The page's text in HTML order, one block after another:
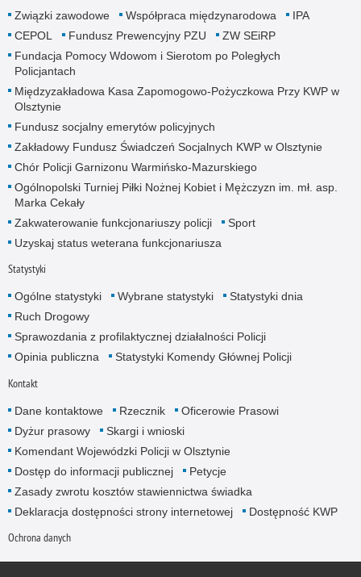
Związki zawodowe Współpraca międzynarodowa
IPA
CEPOL
Fundusz Prewencyjny PZU
ZW SEiRP
Fundacja Pomocy Wdowom i Sierotom po Poległych
Policjantach
Międzyzakładowa Kasa Zapomogowo-Pożyczkowa Przy KWP w
Olsztynie
Fundusz socjalny emerytów policyjnych
Zakładowy Fundusz Świadczeń Socjalnych KWP w Olsztynie
Chór Policji Garnizonu Warmińsko-Mazurskiego
Ogólnopolski Turniej Piłki Nożnej Kobiet i Mężczyzn im. mł. asp.
Marka Cekały
Zakwaterowanie funkcjonariuszy policji
Sport
Uzyskaj status weterana funkcjonariusza
Statystyki
Ogólne statystyki Wybrane statystyki
Statystyki dnia
Ruch Drogowy
Sprawozdania z profilaktycznej działalności Policji
Opinia publiczna
Statystyki Komendy Głównej Policji
Kontakt
Dane kontaktowe Rzecznik
Oficerowie Prasowi
Dyżur prasowy
Skargi i wnioski
Komendant Wojewódzki Policji w Olsztynie
Dostęp do informacji publicznej
Petycje
Zasady zwrotu kosztów stawiennictwa świadka
Deklaracja dostępności strony internetowej
Dostępność KWP
Ochrona danych